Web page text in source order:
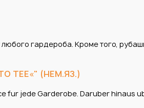
гардероба. Кроме того,
TEE«" (НЕМ.ЯЗ.)
fur jede Garderobe. Daruber hinaus